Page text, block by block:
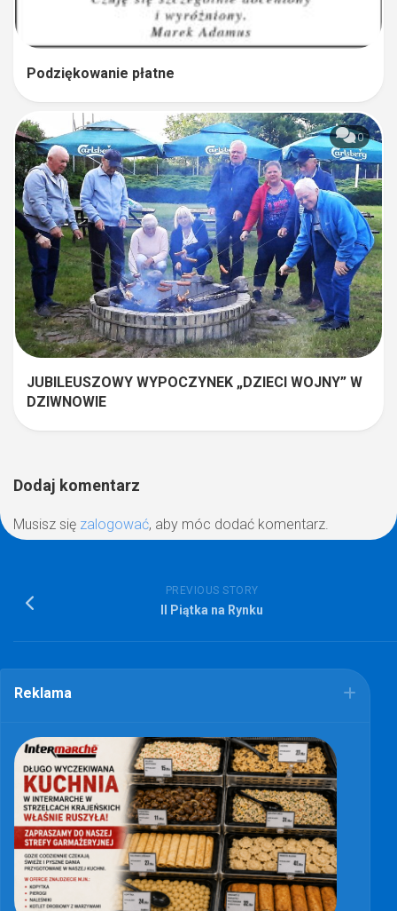
Podziękowanie płatne
0
JUBILEUSZOWY WYPOCZYNEK „DZIECI WOJNY” W
DZIWNOWIE
Dodaj komentarz
Musisz się zalogować, aby móc dodać komentarz.
PREVIOUS STORY
II Piątka na Rynku
Reklama